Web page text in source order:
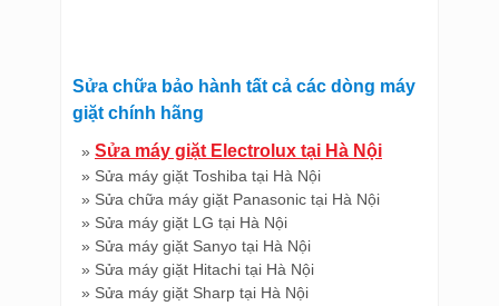
Sửa chữa bảo hành tất cả các dòng máy
giặt chính hãng
» Sửa máy giặt Electrolux tại Hà Nội
» Sửa máy giặt Toshiba tại Hà Nội
» Sửa chữa máy giặt Panasonic tại Hà Nội
» Sửa máy giặt LG tại Hà Nội
» Sửa máy giặt Sanyo tại Hà Nội
» Sửa máy giặt Hitachi tại Hà Nội
» Sửa máy giặt Sharp tại Hà Nội